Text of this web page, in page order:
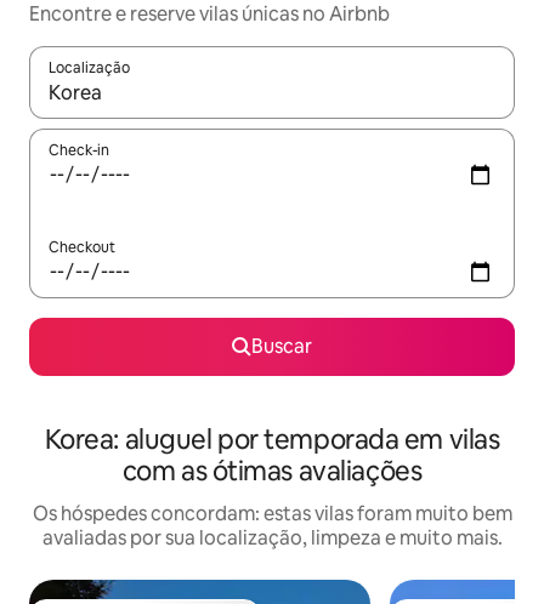
Encontre e reserve vilas únicas no Airbnb
Localização
Quando os resultados estiverem disponíveis, explore-os
Check-in
Checkout
Buscar
Korea: aluguel por temporada em vilas
com as ótimas avaliações
Os hóspedes concordam: estas vilas foram muito bem
avaliadas por sua localização, limpeza e muito mais.